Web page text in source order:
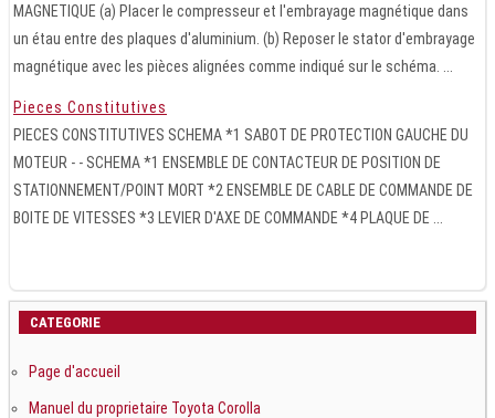
MAGNETIQUE (a) Placer le compresseur et l'embrayage magnétique dans
un étau entre des plaques d'aluminium. (b) Reposer le stator d'embrayage
magnétique avec les pièces alignées comme indiqué sur le schéma. ...
Pieces Constitutives
PIECES CONSTITUTIVES SCHEMA *1 SABOT DE PROTECTION GAUCHE DU
MOTEUR - - SCHEMA *1 ENSEMBLE DE CONTACTEUR DE POSITION DE
STATIONNEMENT/POINT MORT *2 ENSEMBLE DE CABLE DE COMMANDE DE
BOITE DE VITESSES *3 LEVIER D'AXE DE COMMANDE *4 PLAQUE DE ...
CATEGORIE
Page d'accueil
Manuel du proprietaire Toyota Corolla